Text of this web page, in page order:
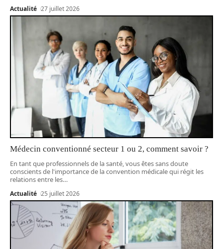
Actualité 27 juillet 2026
Médecin conventionné secteur 1 ou 2, comment savoir ?
En tant que professionnels de la santé, vous êtes sans doute
conscients de l'importance de la convention médicale qui régit les
relations entre les…
Actualité 25 juillet 2026